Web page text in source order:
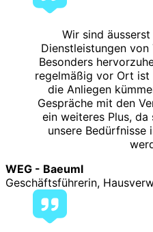
Wir sind
Dienstleistungen von
Besonders
regelmäßig vor Ort ist
die Anliegen
Gespräche mit den
ein weiteres Plus, da
unsere
WEG - Baeuml
Geschäftsführerin,